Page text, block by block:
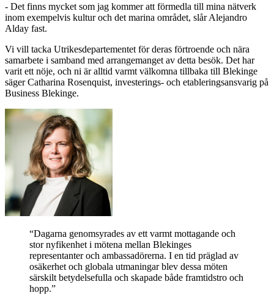
- Det finns mycket som jag kommer att förmedla till mina nätverk
inom exempelvis kultur och det marina området, slår Alejandro
Alday fast.
Vi vill tacka Utrikesdepartementet för deras förtroende och nära
samarbete i samband med arrangemanget av detta besök. Det har
varit ett nöje, och ni är alltid varmt välkomna tillbaka till Blekinge
säger Catharina Rosenquist, investerings- och etableringsansvarig på
Business Blekinge.
“Dagarna genomsyrades av ett varmt mottagande och
stor nyfikenhet i mötena mellan Blekinges
representanter och ambassadörerna. I en tid präglad av
osäkerhet och globala utmaningar blev dessa möten
särskilt betydelsefulla och skapade både framtidstro och
hopp.”